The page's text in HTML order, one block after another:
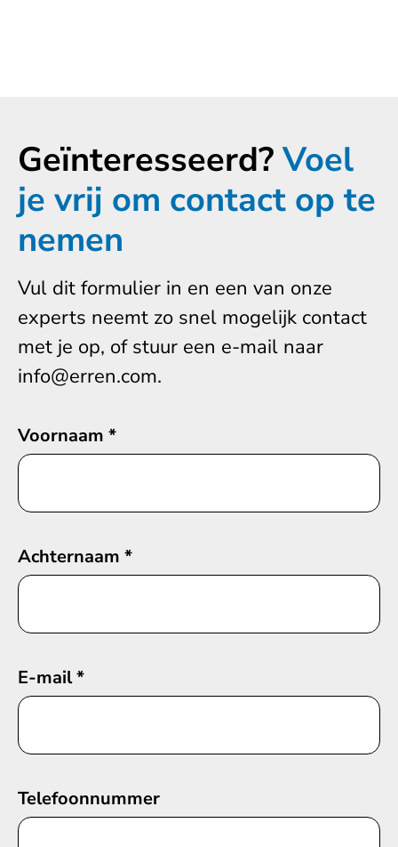
Geïnteresseerd?Voel
je vrij om contact op te
nemen
Vul dit formulier in en een van onze
experts neemt zo snel mogelijk contact
met je op, of stuur een e-mail naar
info@erren.com.
Voornaam *
Achternaam *
E-mail*
Telefoonnummer